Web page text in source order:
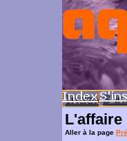
L'affaire
Aller à la page